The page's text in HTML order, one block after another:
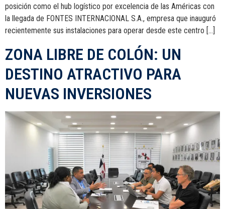
posición como el hub logístico por excelencia de las Américas con
la llegada de FONTES INTERNACIONAL S.A., empresa que inauguró
recientemente sus instalaciones para operar desde este centro […]
ZONA LIBRE DE COLÓN: UN
DESTINO ATRACTIVO PARA
NUEVAS INVERSIONES